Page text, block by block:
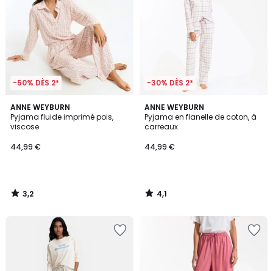
-50% DÈS 2*
ANNE WEYBURN
Pyjama fluide imprimé pois,
viscose
44,99 €
3,2
/ 5
3,2
/
-30% DÈS 2*
ANNE WEYBURN
Pyjama en flanelle de coton, à
carreaux
44,99 €
4,1
/ 5
4,1
/